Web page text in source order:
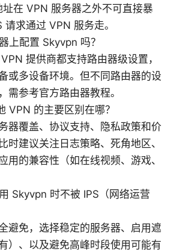
址在 VPN 服务器之外不可直接暴
请求通过 VPN 服务走。
上配置 Skyvpn 吗？
提供商都支持路由器级设置，
或多设备环境。但不同路由器的设
需参考官方路由器教程。
VPN 的主要区别在哪？
器覆盖、协议支持、隐私政策和价
时建议关注日志策略、死角地区、
用的兼容性（如在线视频、游戏、
Skyvpn 时不被 IPS（网络运营
避免，选择稳定的服务器、启用遮
）、以及避免高峰时段使用可能有